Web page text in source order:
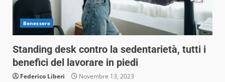
Benessere
Standing desk contro la sedentarietà, tutti i
benefici del lavorare in piedi
Federico Liberi Novembre 13, 2023